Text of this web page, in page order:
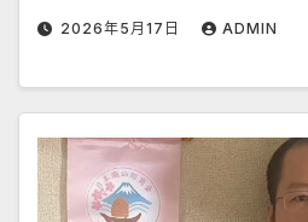
2026年5月17日 ADMIN